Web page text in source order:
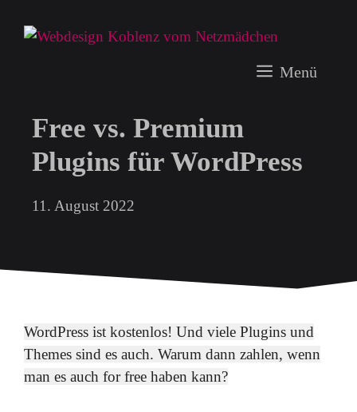
Inhalt
Menü
Free vs. Premium
Plugins für WordPress
11. August 2022
WordPress ist kostenlos! Und viele Plugins und
Themes sind es auch. Warum dann zahlen, wenn
man es auch for free haben kann?